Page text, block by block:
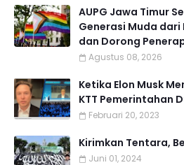
AUPG Jawa Timur
Generasi Muda dari
dan Dorong
Agustus 08, 2026
Ketika Elon Musk
KTT Pemerintahan
Februari 20, 2023
Kirimkan Tentara,
Juni 01, 2024